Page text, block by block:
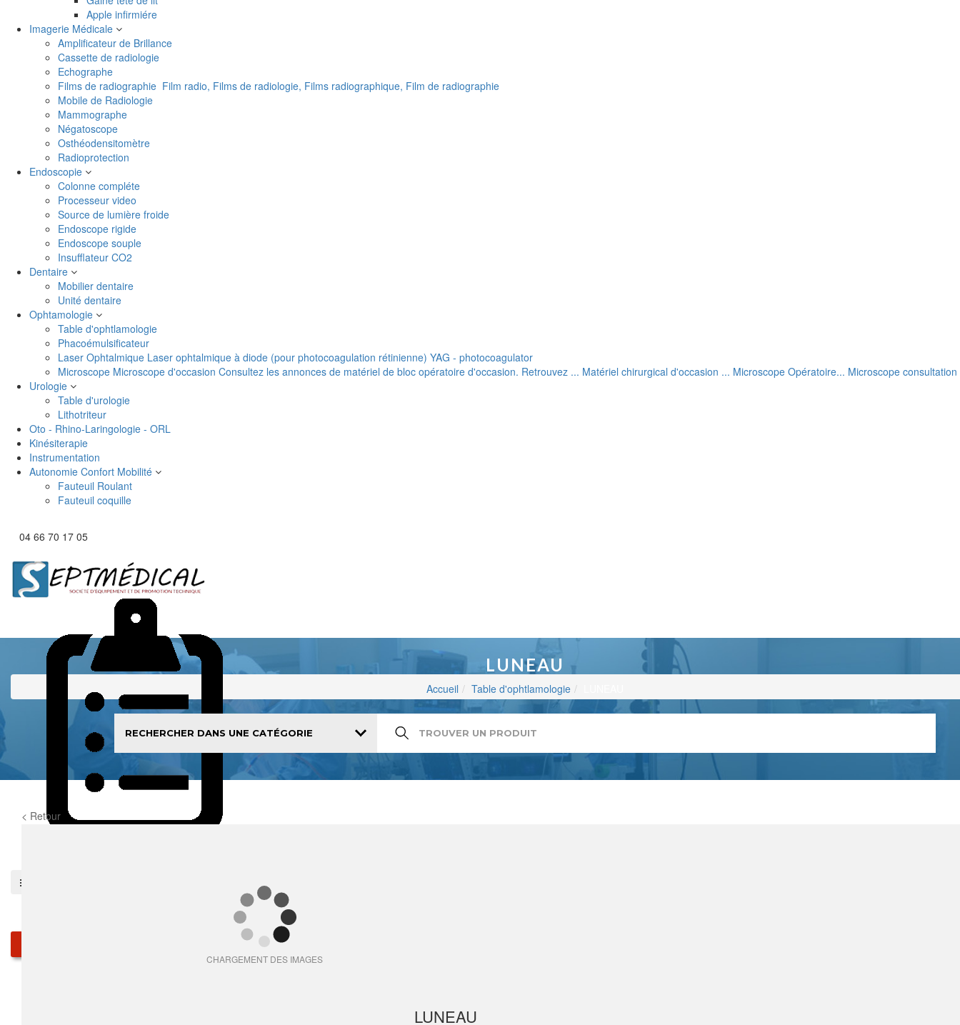
Apple infirmiére
Imagerie Médicale
Amplificateur de Brillance
Cassette de radiologie
Echographe
Films de radiographie Film radio, Films de radiologie, Films radiographique, Film de radiographie
Mobile de Radiologie
Mammographe
Négatoscope
Osthéodensitomètre
Radioprotection
Endoscopie
Colonne compléte
Processeur video
Source de lumière froide
Endoscope rigide
Endoscope souple
Insufflateur CO2
Dentaire
Mobilier dentaire
Unité dentaire
Ophtamologie
Table d'ophtlamologie
Phacoémulsificateur
Laser Ophtalmique Laser ophtalmique à diode (pour photocoagulation rétinienne) YAG - photocoagulator
Microscope Microscope d'occasion Consultez les annonces de matériel de bloc opératoire d'occasion. Retrouvez ... Matériel chirurgical d'occasion ... Microscope Opératoire... Microscope consultation
Urologie
Table d'urologie
Lithotriteur
Oto - Rhino-Laringologie - ORL
Kinésiterapie
Instrumentation
Autonomie Confort Mobilité
Fauteuil Roulant
Fauteuil coquille
04 66 70 17 05
LUNEAU
Accueil Table d'ophtlamologie
< Retour
CHARGEMENT DES IMAGES
LUNEAU